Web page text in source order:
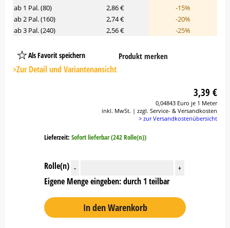
ab 1 Pal. (80)
2,86 €
-15%
ab 2 Pal. (160)
2,74 €
-20%
ab 3 Pal. (240)
2,56 € -25%
Als Favorit speichern
Platzhalter
Button
Produkt merken
>Zur Detail und Variantenansicht
3,39 €
0,04843 Euro je 1 Meter
inkl. MwSt. | zzgl. Service- & Versandkosten
> zur Versandkostenübersicht
Lieferzeit: Sofort lieferbar (242 Rolle(n))
Rolle(n) - +
Eigene Menge eingeben: durch 1 teilbar
In den Warenkorb